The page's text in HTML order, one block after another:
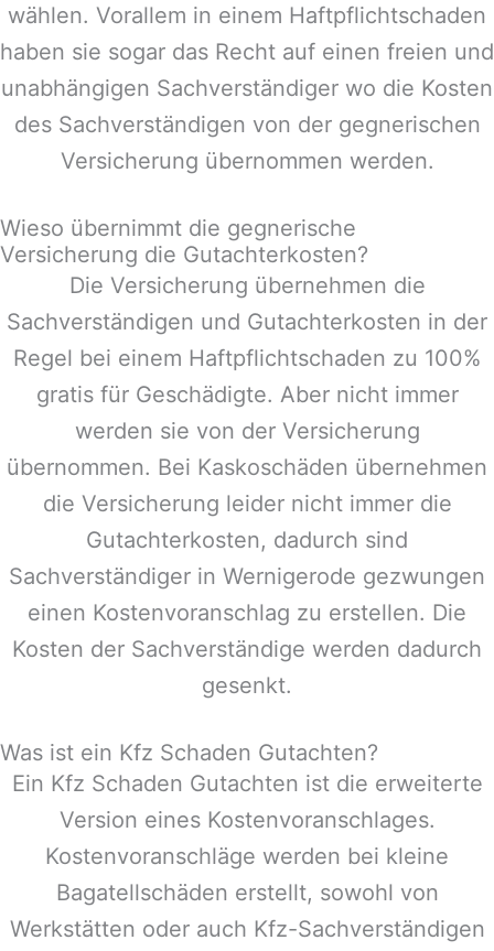
wählen. Vorallem in einem Haftpflichtschaden
haben sie sogar das Recht auf einen freien und
unabhängigen Sachverständiger wo die Kosten
des Sachverständigen von der gegnerischen
Versicherung übernommen werden.
Wieso übernimmt die gegnerische
Versicherung die Gutachterkosten?
Die Versicherung übernehmen die
Sachverständigen und Gutachterkosten in der
Regel bei einem Haftpflichtschaden zu 100%
gratis für Geschädigte. Aber nicht immer
werden sie von der Versicherung
übernommen. Bei Kaskoschäden übernehmen
die Versicherung leider nicht immer die
Gutachterkosten, dadurch sind
Sachverständiger in Wernigerode gezwungen
einen Kostenvoranschlag zu erstellen. Die
Kosten der Sachverständige werden dadurch
gesenkt.
Was ist ein Kfz Schaden Gutachten?
Ein Kfz Schaden Gutachten ist die erweiterte
Version eines Kostenvoranschlages.
Kostenvoranschläge werden bei kleine
Bagatellschäden erstellt, sowohl von
Werkstätten oder auch Kfz-Sachverständigen